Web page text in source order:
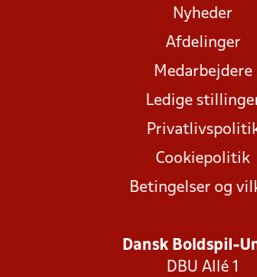
Nyheder
Afdelinger
Medarbejdere
Ledige
Cookiepolitik
Betingelser og
Dansk Boldspil-
DBU Allé 1